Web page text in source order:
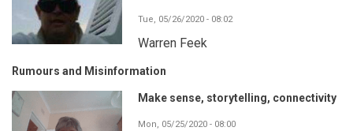
Tue, 05/26/2020 - 08:02
Warren Feek
Rumours and Misinformation
Make sense, storytelling, connectivity
Mon, 05/25/2020 - 08:00